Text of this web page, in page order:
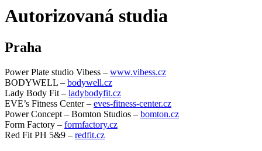
Autorizovaná studia
Praha
Power Plate studio Vibess – www.vibess.cz
BODYWELL – bodywell.cz
Lady Body Fit – ladybodyfit.cz
EVE’s Fitness Center – eves-fitness-center.cz
Power Concept – Bomton Studios – bomton.cz
Form Factory – formfactory.cz
Red Fit PH 5&9 – redfit.cz